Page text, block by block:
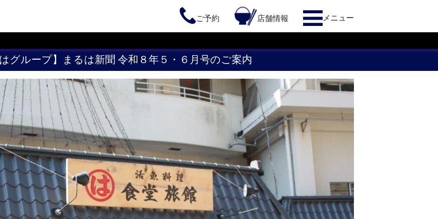
メニュー
店舗情報
ご予約
グループ】まるは新聞 令和８年５・６月号のご案内